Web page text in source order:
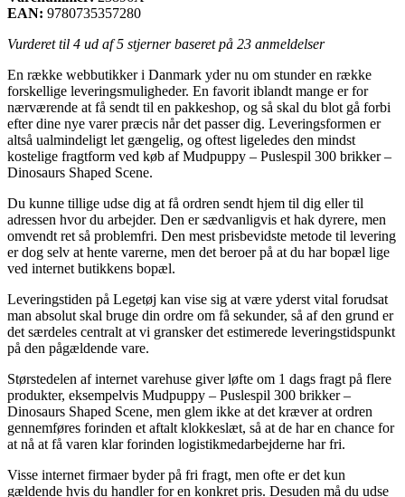
EAN: 9780735357280
Vurderet til 4 ud af 5 stjerner baseret på 23 anmeldelser
En række webbutikker i Danmark yder nu om stunder en række
forskellige leveringsmuligheder. En favorit iblandt mange er for
nærværende at få sendt til en pakkeshop, og så skal du blot gå forbi
efter dine nye varer præcis når det passer dig. Leveringsformen er
altså ualmindeligt let gængelig, og oftest ligeledes den mindst
kostelige fragtform ved køb af Mudpuppy – Puslespil 300 brikker –
Dinosaurs Shaped Scene.
Du kunne tillige udse dig at få ordren sendt hjem til dig eller til
adressen hvor du arbejder. Den er sædvanligvis et hak dyrere, men
omvendt ret så problemfri. Den mest prisbevidste metode til levering
er dog selv at hente varerne, men det beroer på at du har bopæl lige
ved internet butikkens bopæl.
Leveringstiden på Legetøj kan vise sig at være yderst vital forudsat
man absolut skal bruge din ordre om få sekunder, så af den grund er
det særdeles centralt at vi gransker det estimerede leveringstidspunkt
på den pågældende vare.
Størstedelen af internet varehuse giver løfte om 1 dags fragt på flere
produkter, eksempelvis Mudpuppy – Puslespil 300 brikker –
Dinosaurs Shaped Scene, men glem ikke at det kræver at ordren
gennemføres forinden et aftalt klokkeslæt, så at de har en chance for
at nå at få varen klar forinden logistikmedarbejderne har fri.
Visse internet firmaer byder på fri fragt, men ofte er det kun
gældende hvis du handler for en konkret pris. Desuden må du udse